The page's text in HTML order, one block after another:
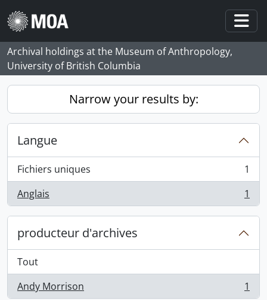
Skip to main content
Archival holdings at the Museum of Anthropology,
University of British Columbia
Narrow your results by:
Langue
Fichiers uniques
, 1 résultats
1
Anglais
, 1 résultats 1
producteur d'archives
Tout
Andy Morrison
, 1 résultats 1